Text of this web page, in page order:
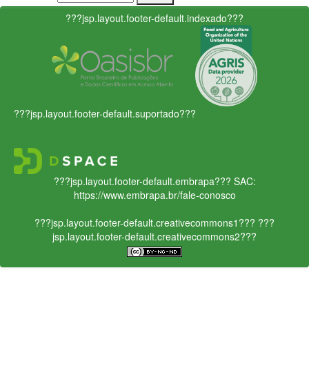
???jsp.layout.footer-default.indexado???
???jsp.layout.footer-default.suportado???
???jsp.layout.footer-default.embrapa??? SAC:
https://www.embrapa.br/fale-conosco
???jsp.layout.footer-default.creativecommons1??? ???
jsp.layout.footer-default.creativecommons2???